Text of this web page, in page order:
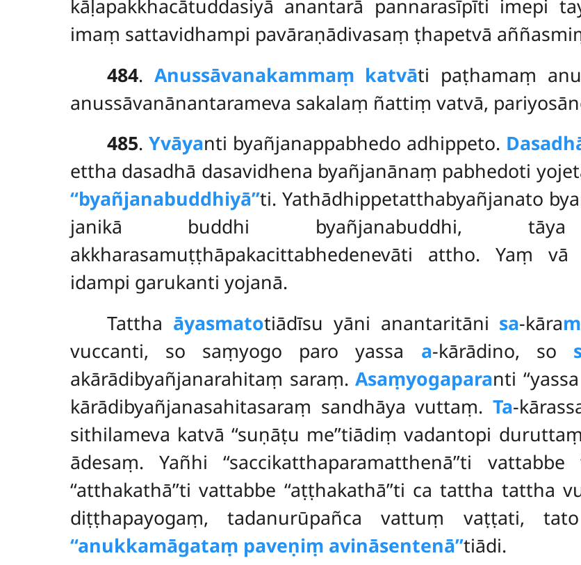
kāḷapakkhacātuddasiyā anantarā pannarasīpīti imepi
imaṃ sattavidhampi pavāraṇādivasaṃ ṭhapetvā
484. Anussāvanakammaṃ katvāti paṭhamaṃ
anussāvanānantarameva sakalaṃ ñattiṃ vatvā,
485.Yvāyanti byañjanappabhedo adhippeto.
ettha dasadhā dasavidhena byañjanānaṃ pabhedoti
‘‘byañjanabuddhiyā’’ti. Yathādhippetatthabyañjanato
janikā buddhi byañjanabuddhi,
akkharasamuṭṭhāpakacittabhedenevāti attho. Yaṃ
idampi garukanti yojanā.
Tattha āyasmatotiādīsu yāni anantaritāni sa-kāra
vuccanti, so saṃyogo paro yassa a-kārādino, so
akārādibyañjanarahitaṃ saraṃ.Asaṃyogaparanti
kārādibyañjanasahitasaraṃ sandhāya vuttaṃ. Ta-
sithilameva katvā ‘‘suṇāṭu me’’tiādiṃ vadantopi
ādesaṃ. Yañhi ‘‘saccikatthaparamatthenā’’ti vattabbe
‘‘atthakathā’’ti vattabbe ‘‘aṭṭhakathā’’ti ca tattha
diṭṭhapayogaṃ, tadanurūpañca vattuṃ vaṭṭati,
‘‘anukkamāgataṃ paveṇiṃ avināsentenā’’tiādi.